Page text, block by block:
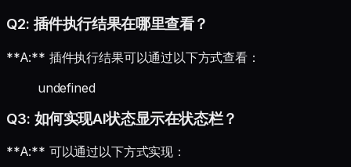
Q2: 插件执行结果在哪里查看？
**A:** 插件执行结果可以通过以下方式查看：
undefined
Q3: 如何实现AI状态显示在状态栏？
**A:** 可以通过以下方式实现：